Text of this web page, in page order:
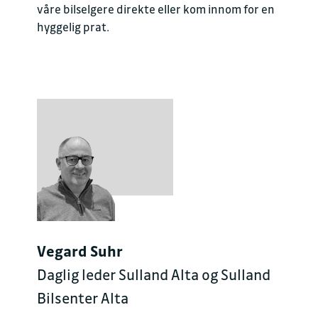
våre bilselgere direkte eller kom innom for en
hyggelig prat.
Vegard Suhr
Daglig leder Sulland Alta og Sulland
Bilsenter Alta